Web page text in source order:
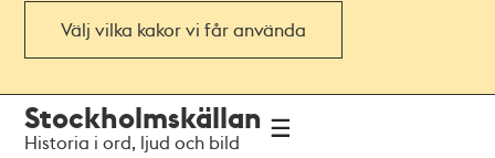
Välj vilka kakor vi får använda
navigationen
huvudinnehållet
Stockholmskällan
Historia i ord, ljud och bild